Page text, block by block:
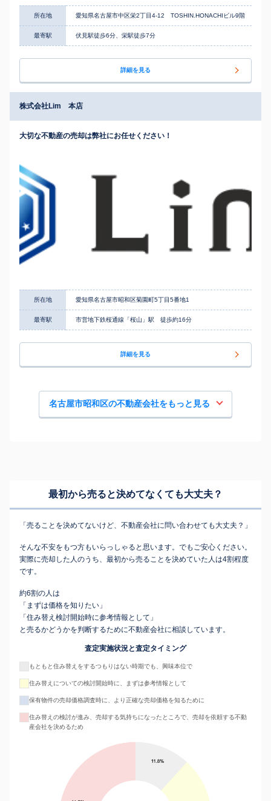
所在地 愛知県名古屋市中区栄2丁目4-12 TOSHIN.HONACHIビル9階
最寄駅 伏見駅徒歩6分、栄駅徒歩7分
詳細を見る
株式会社Lim 本店
大切な不動産の売却は弊社にお任せください！
所在地 愛知県名古屋市昭和区菊園町5丁目5番地1
最寄駅 市営地下鉄桜通線「桜山」駅 徒歩約16分
詳細を見る
名古屋市昭和区の不動産会社をもっと見る
最初から売ると決めてなくても大丈夫？
「売ることを決めてないけど、不動産会社に問い合わせても大丈夫？」
そんな不安をもつ方もいらっしゃると思います。でもご安心ください。
実際に売却した人のうち、最初から売ることを決めていた人は4割程度
です。
約6割の人は
「まずは価格を知りたい」
「住み替え検討開始時に参考情報として」
と売るかどうかを判断するために不動産会社に相談しています。
査定実施状況と査定タイミング
もともと住み替えをするつもりはない時期でも、興味本位で
住み替えについての検討開始時に、まずは参考情報として
保有物件の売却価格調査時に、より正確な売却価格を知るために
住み替えの検討が進み、売却する気持ちになったところで、売却を依頼する不動
産会社を決めるため